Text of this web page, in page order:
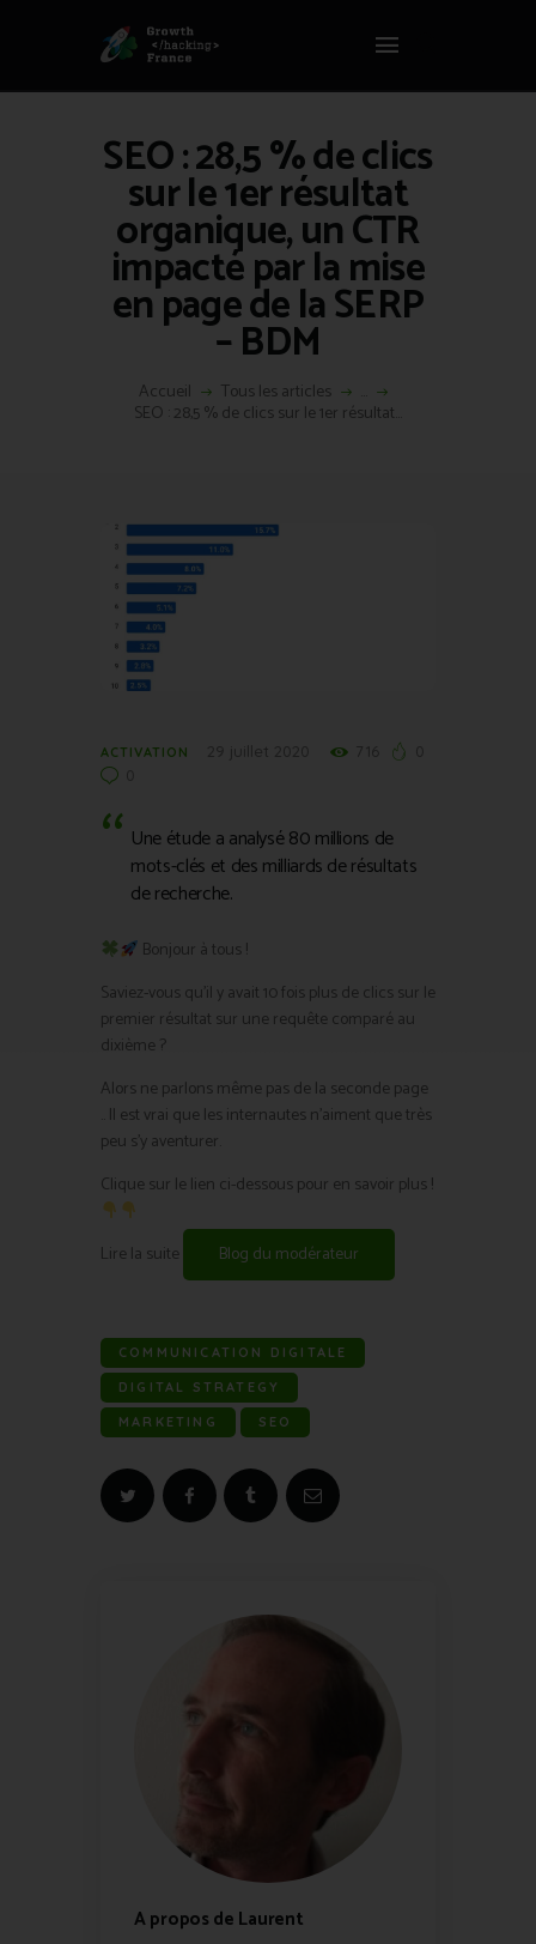
SEO : 28,5 % de clics
sur le 1er résultat
organique, un CTR
impacté par la mise
en page de la SERP
– BDM
Accueil Tous les articles
SEO : 28,5 % de clics sur le 1er résultat...
GROWTH HACKING FRANCE
ACCUEIL
HACKS
VOUS ÊTES ?
RESSOURCES
L’AGENCE
CONTACT
ACTIVATION
Une étude a analysé 80 millions de
mots-clés et des milliards de résultats
de recherche.
Bonjour à tous !
Saviez-vous qu’il y avait 10 fois plus de clics sur le
premier résultat sur une requête comparé au
dixième ?
Alors ne parlons même pas de la seconde page
.. Il est vrai que les internautes n’aiment que très
peu s’y aventurer.
Clique sur le lien ci-dessous pour en savoir plus !
Lire la suite Blog du modérateur
COMMUNICATION DIGITALE
DIGITAL STRATEGY
MARKETING SEO
A propos de Laurent